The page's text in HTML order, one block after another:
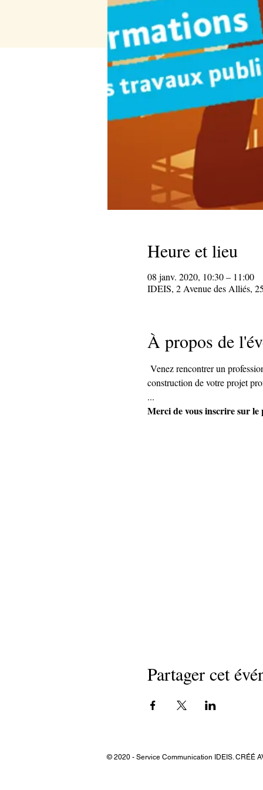
Heure et lieu
08 janv. 2020, 10:30 – 11:00
IDEIS, 2 Avenue des Alliés,
À propos de
Venez rencontrer un
construction de votre projet
...
Merci de vous inscrire sur
Partager cet
© 2020 - Service Communication IDEIS. CRÉÉ